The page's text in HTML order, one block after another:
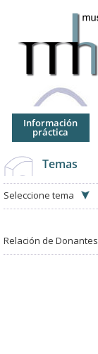
Información
práctica
Temas
Seleccione tema
Relación de Donantes